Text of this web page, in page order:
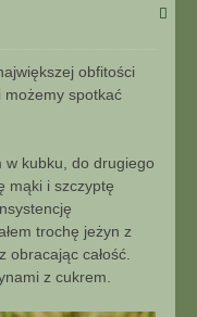
obfitości
możemy spotkać
w kubku, do drugiego
mąki i szczyptę
trochę jeżyn z
obracając całość.
z cukrem.